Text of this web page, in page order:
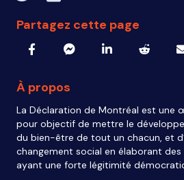
Partagez cette page
À propos
La Déclaration de Montréal est une
pour objectif de mettre le
du bien-être de tout un chacun, et
changement social en élaborant
ayant une forte légitimité